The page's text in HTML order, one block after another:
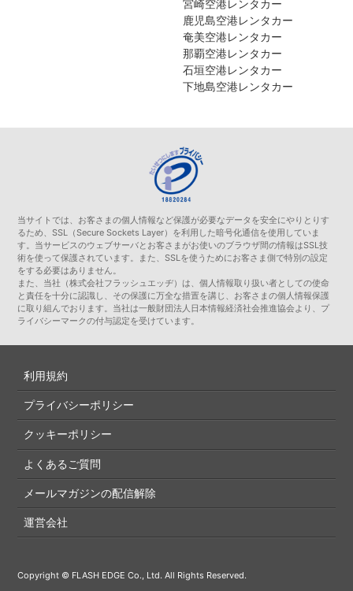
宮崎空港レンタカー
鹿児島空港レンタカー
奄美空港レンタカー
那覇空港レンタカー
石垣空港レンタカー
下地島空港レンタカー
当サイトでは、お客さまの個人情報など保護が必要なデータを安全にやりとりす
るため、SSL（Secure Sockets Layer）を利用した暗号化通信を使用していま
す。当サービスのウェブサーバとお客さまがお使いのブラウザ間の情報はSSL技
術を使って保護されています。また、SSLを使うためにお客さま側で特別の設定
をする必要はありません。
また、当社（株式会社フラッシュエッヂ）は、個人情報取り扱い者としての使命
と責任を十分に認識し、その保護に万全な措置を講じ、お客さまの個人情報保護
に取り組んでおります。当社は一般財団法人日本情報経済社会推進協会より、プ
ライバシーマークの付与認定を受けています。
利用規約
プライバシーポリシー
クッキーポリシー
よくあるご質問
メールマガジンの配信解除
運営会社
Copyright © FLASH EDGE Co., Ltd. All Rights Reserved.